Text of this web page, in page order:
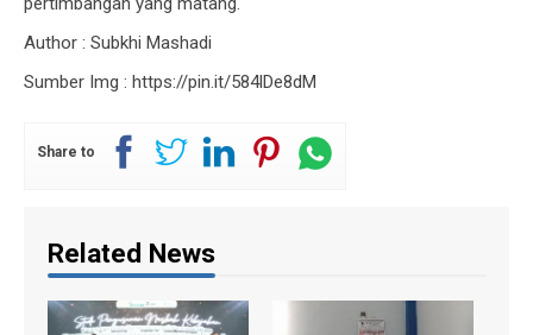
Author : Subkhi Mashadi
Sumber Img : https://pin.it/584lDe8dM
Share to
Related News